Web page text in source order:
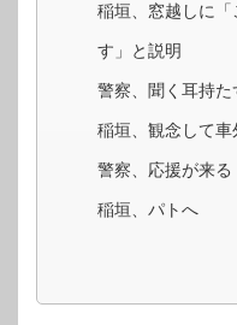
稲垣、窓越しに「
す」と説明
警察、聞く耳持た
稲垣、観念して車
警察、応援が来る
稲垣、パトへ